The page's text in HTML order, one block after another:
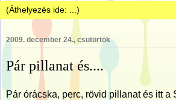
2009. december 24., csütörtök
Pár pillanat és....
Pár órácska, perc, rövid pillanat és itt a